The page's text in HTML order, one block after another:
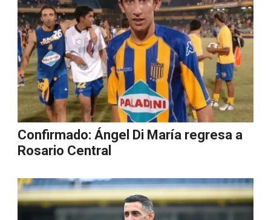
Confirmado: Ángel Di María regresa a
Rosario Central